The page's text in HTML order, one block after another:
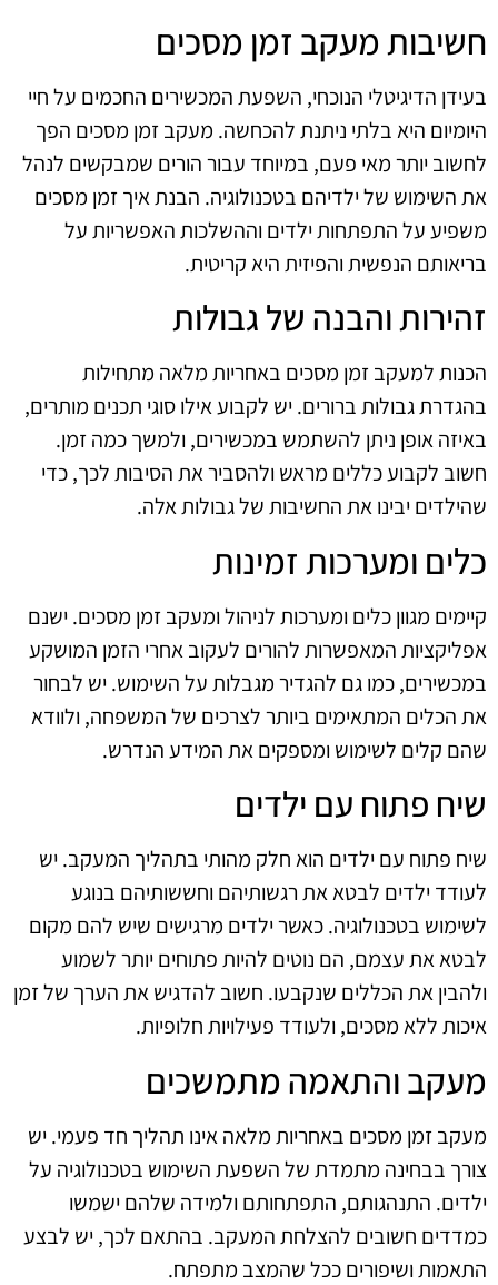
חשיבות מעקב זמן מסכים
בעידן הדיגיטלי הנוכחי, השפעת המכשירים החכמים על חיי
היומיום היא בלתי ניתנת להכחשה. מעקב זמן מסכים הפך
לחשוב יותר מאי פעם, במיוחד עבור הורים שמבקשים לנהל
את השימוש של ילדיהם בטכנולוגיה. הבנת איך זמן מסכים
משפיע על התפתחות ילדים וההשלכות האפשריות על
בריאותם הנפשית והפיזית היא קריטית.
זהירות והבנה של גבולות
הכנות למעקב זמן מסכים באחריות מלאה מתחילות
בהגדרת גבולות ברורים. יש לקבוע אילו סוגי תכנים מותרים,
באיזה אופן ניתן להשתמש במכשירים, ולמשך כמה זמן.
חשוב לקבוע כללים מראש ולהסביר את הסיבות לכך, כדי
שהילדים יבינו את החשיבות של גבולות אלה.
כלים ומערכות זמינות
קיימים מגוון כלים ומערכות לניהול ומעקב זמן מסכים. ישנם
אפליקציות המאפשרות להורים לעקוב אחרי הזמן המושקע
במכשירים, כמו גם להגדיר מגבלות על השימוש. יש לבחור
את הכלים המתאימים ביותר לצרכים של המשפחה, ולוודא
שהם קלים לשימוש ומספקים את המידע הנדרש.
שיח פתוח עם ילדים
שיח פתוח עם ילדים הוא חלק מהותי בתהליך המעקב. יש
לעודד ילדים לבטא את רגשותיהם וחששותיהם בנוגע
לשימוש בטכנולוגיה. כאשר ילדים מרגישים שיש להם מקום
לבטא את עצמם, הם נוטים להיות פתוחים יותר לשמוע
ולהבין את הכללים שנקבעו. חשוב להדגיש את הערך של זמן
איכות ללא מסכים, ולעודד פעילויות חלופיות.
מעקב והתאמה מתמשכים
מעקב זמן מסכים באחריות מלאה אינו תהליך חד פעמי. יש
צורך בבחינה מתמדת של השפעת השימוש בטכנולוגיה על
ילדים. התנהגותם, התפתחותם ולמידה שלהם ישמשו
כמדדים חשובים להצלחת המעקב. בהתאם לכך, יש לבצע
התאמות ושיפורים ככל שהמצב מתפתח.